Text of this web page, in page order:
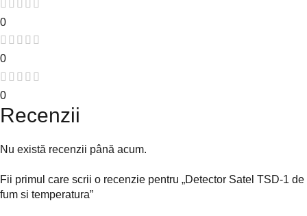
0
0
0
Recenzii
Nu există recenzii până acum.
Fii primul care scrii o recenzie pentru „Detector Satel TSD-1 de
fum si temperatura”